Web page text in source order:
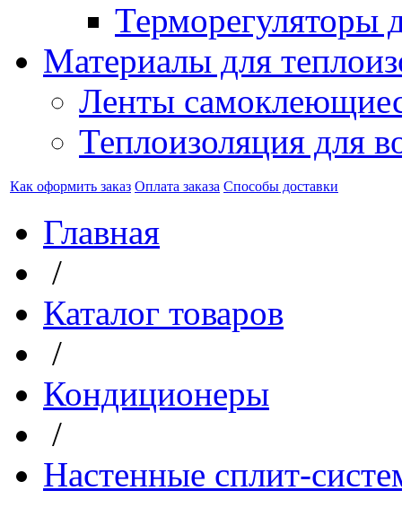
Терморегуляторы
Материалы для
Ленты
Теплоизоляция для
Как оформить заказ Оплата заказа Способы доставки
Главная
/
Каталог товаров
/
Кондиционеры
/
Настенные сплит-